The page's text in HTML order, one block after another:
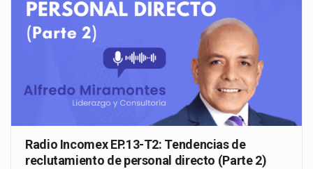
Radio Incomex EP.13-T2: Tendencias de
reclutamiento de personal directo (Parte 2)